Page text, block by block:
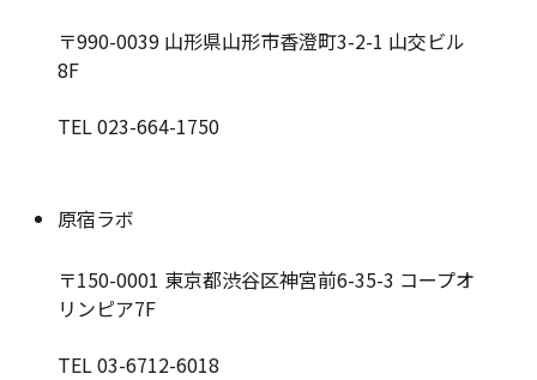
〒990-0039 山形県山形市香澄町3-2-1 山交ビル
8F
TEL 023-664-1750
原宿ラボ
〒150-0001 東京都渋谷区神宮前6-35-3 コープオ
リンピア7F
TEL 03-6712-6018